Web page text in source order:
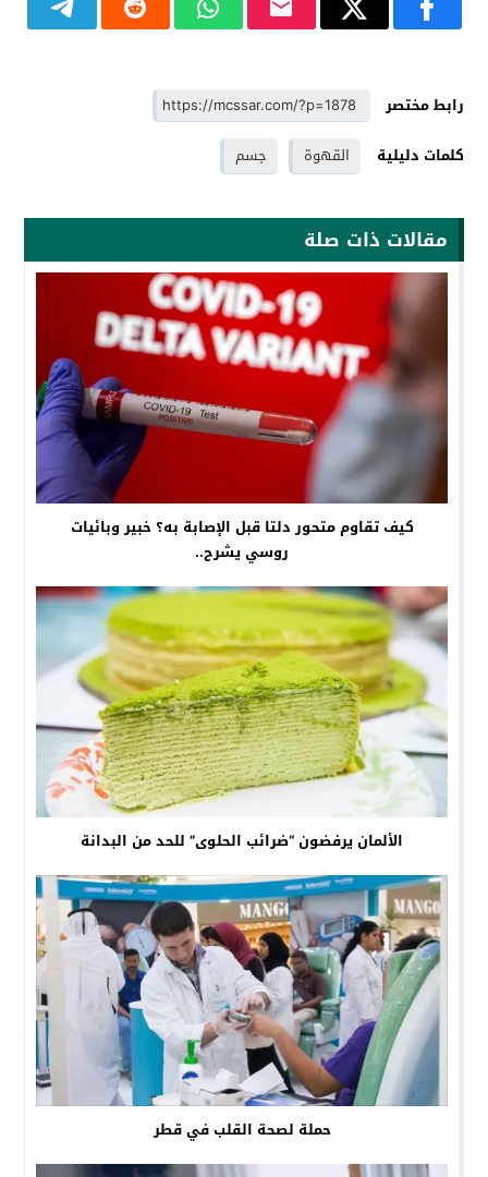
رابط مختصر
كلمات دليلية
القهوة جسم
مقالات ذات صلة
كيف تقاوم متحور دلتا قبل الإصابة به؟ خبير وبائيات
روسي يشرح..
الألمان يرفضون “ضرائب الحلوى” للحد من البدانة
حملة لصحة القلب في قطر